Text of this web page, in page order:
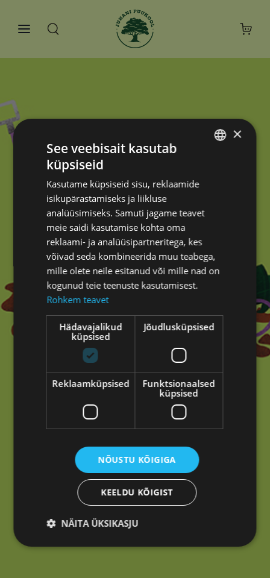
Oih!
Tundub, et siin ei läinud mitte midagi kasvama.
Tagasi avalehele
×
See veebisait kasutab
küpsiseid
Kasutame küpsiseid sisu, reklaamide
isikupärastamiseks ja liikluse
analüüsimiseks. Samuti jagame teavet
meie saidi kasutamise kohta oma
reklaami- ja analüüsipartneritega, kes
võivad seda kombineerida muu teabega,
mille olete neile esitanud või mille nad on
kogunud teie teenuste kasutamisest.
Rohkem teavet
Hädavajalikud
küpsised
Jõudlusküpsised
Reklaamküpsised
Funktsionaalsed
küpsised
NÕUSTU KÕIGIGA
KEELDU KÕIGIST
NÄITA ÜKSIKASJU